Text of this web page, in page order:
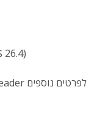
26.4)